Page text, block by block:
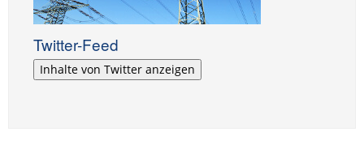
Twitter-Feed
Inhalte von Twitter anzeigen